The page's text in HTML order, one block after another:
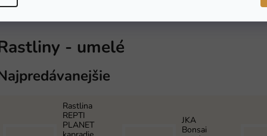
- umelé
Rastlina
REPTI
PLANET
JKA
Bonsai